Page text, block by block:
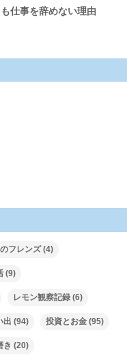
仕事を辞めない理由
フレンズ(4)
(9)
レモン観察記録 (6)
出 (94) 投資とお金 (95)
き (20)